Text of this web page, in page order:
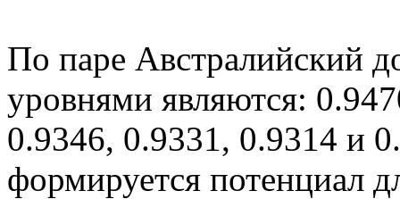
По паре Австралийский
уровнями являются:
0.9346, 0.9331, 0.9314 и
формируется потенциал